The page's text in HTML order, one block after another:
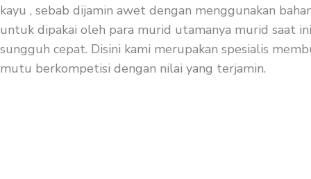
kayu , sebab dijamin awet dengan menggunakan
untuk dipakai oleh para murid utamanya murid saat
sungguh cepat. Disini kami merupakan spesialis
mutu berkompetisi dengan nilai yang terjamin.